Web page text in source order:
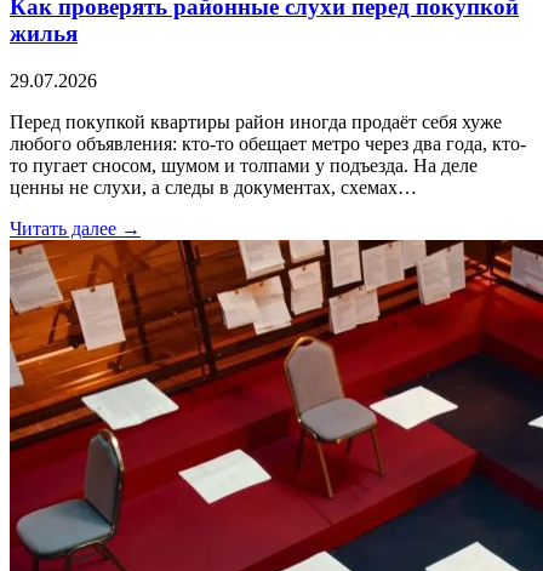
Как проверять районные слухи перед покупкой
жилья
29.07.2026
Перед покупкой квартиры район иногда продаёт себя хуже
любого объявления: кто-то обещает метро через два года, кто-
то пугает сносом, шумом и толпами у подъезда. На деле
ценны не слухи, а следы в документах, схемах…
Читать далее →